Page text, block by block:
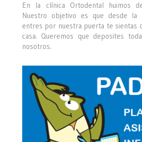
En la clínica Ortodental huimos
Nuestro objetivo es que desde la
entres por nuestra puerta te sientas
casa. Queremos que deposites
nosotros.